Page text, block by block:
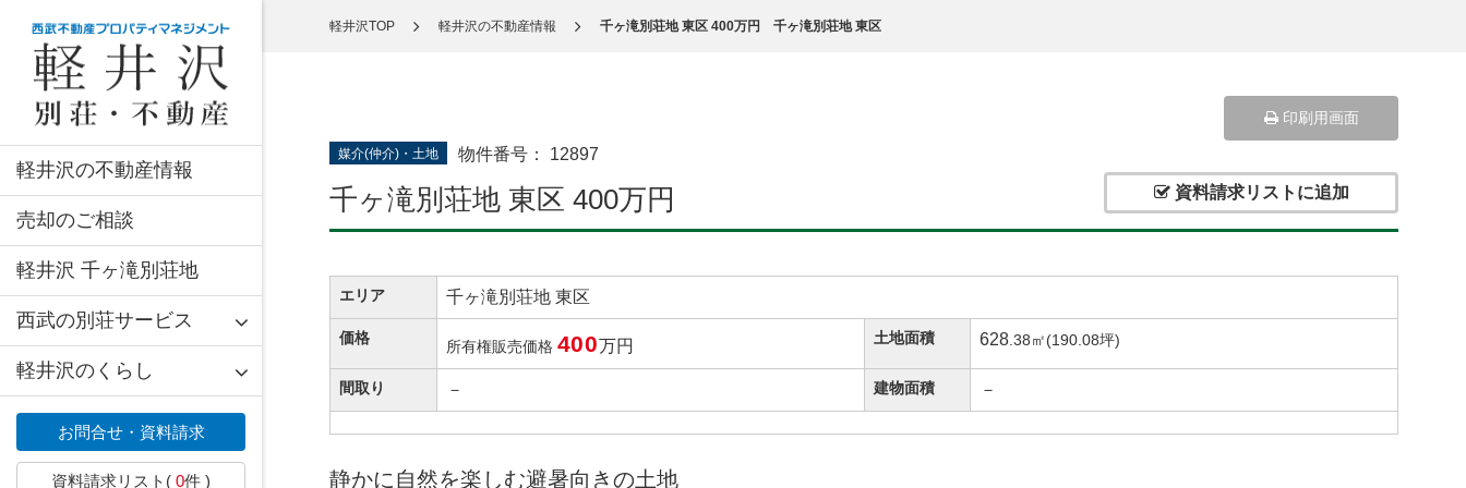
軽井沢の不動産情報
売却のご相談
軽井沢 千ヶ滝別荘地
西武の別荘サービス
軽井沢のくらし
お問合せ・資料請求
資料請求リスト( 0件 )
軽井沢TOP 軽井沢の不動産情報 千ヶ滝別荘地 東区 400万円 千ヶ滝別荘地 東区
印刷用画面
媒介(仲介)・土地 物件番号： 12897
千ヶ滝別荘地 東区 400万円 資料請求リストに追加
エリア 千ヶ滝別荘地 東区
価格 所有権販売価格 400万円
間取り －
土地面積 628 .38㎡(190.08坪)
建物面積 －
静かに自然を楽しむ避暑向きの土地